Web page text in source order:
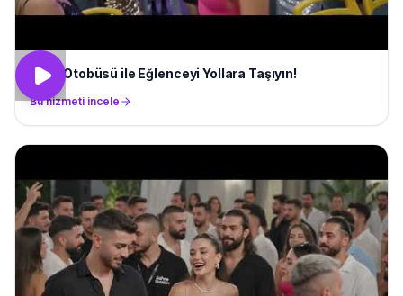
Parti Otobüsü ile Eğlenceyi Yollara Taşıyın!
Bu hizmeti incele